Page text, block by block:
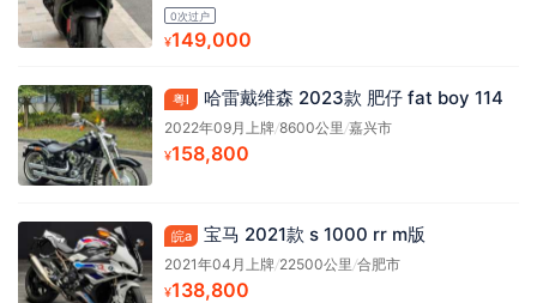
0次过户
¥149,000
粤l 哈雷戴维森 2023款 肥仔 fat boy 114
2022年09月上牌/8600公里 /嘉兴市
¥158,800
皖a 宝马 2021款 s 1000 rr m版
2021年04月上牌/22500公里 /合肥市
¥138,800